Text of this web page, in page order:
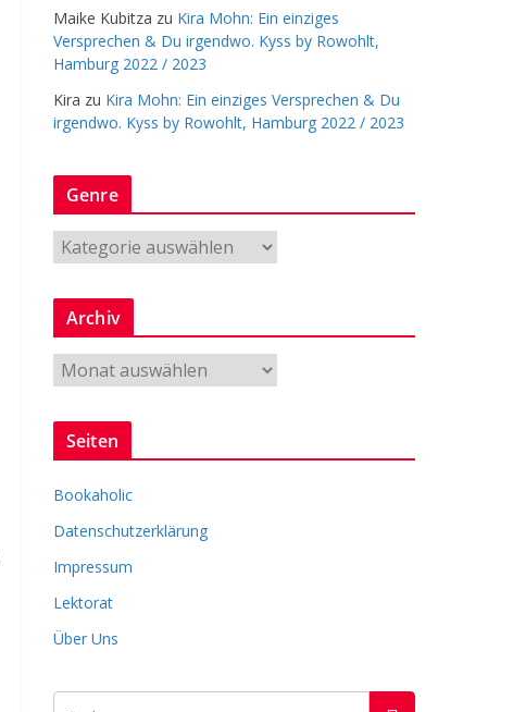
Maike Kubitza zu Kira Mohn: Ein einziges
Versprechen & Du irgendwo. Kyss by Rowohlt,
Hamburg 2022 / 2023
Kira zu Kira Mohn: Ein einziges Versprechen & Du
irgendwo. Kyss by Rowohlt, Hamburg 2022 / 2023
Genre
G
e
n
e
Archiv
r
c
v
Seiten
Bookaholic
Datenschutzerklärung
Impressum
Lektorat
Über Uns